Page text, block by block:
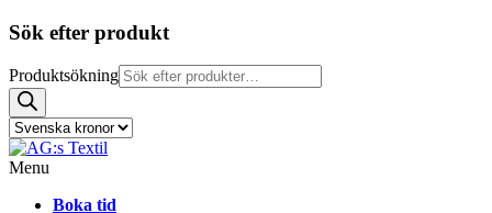
Sök efter produkt
Produktsökning
Menu
Boka tid